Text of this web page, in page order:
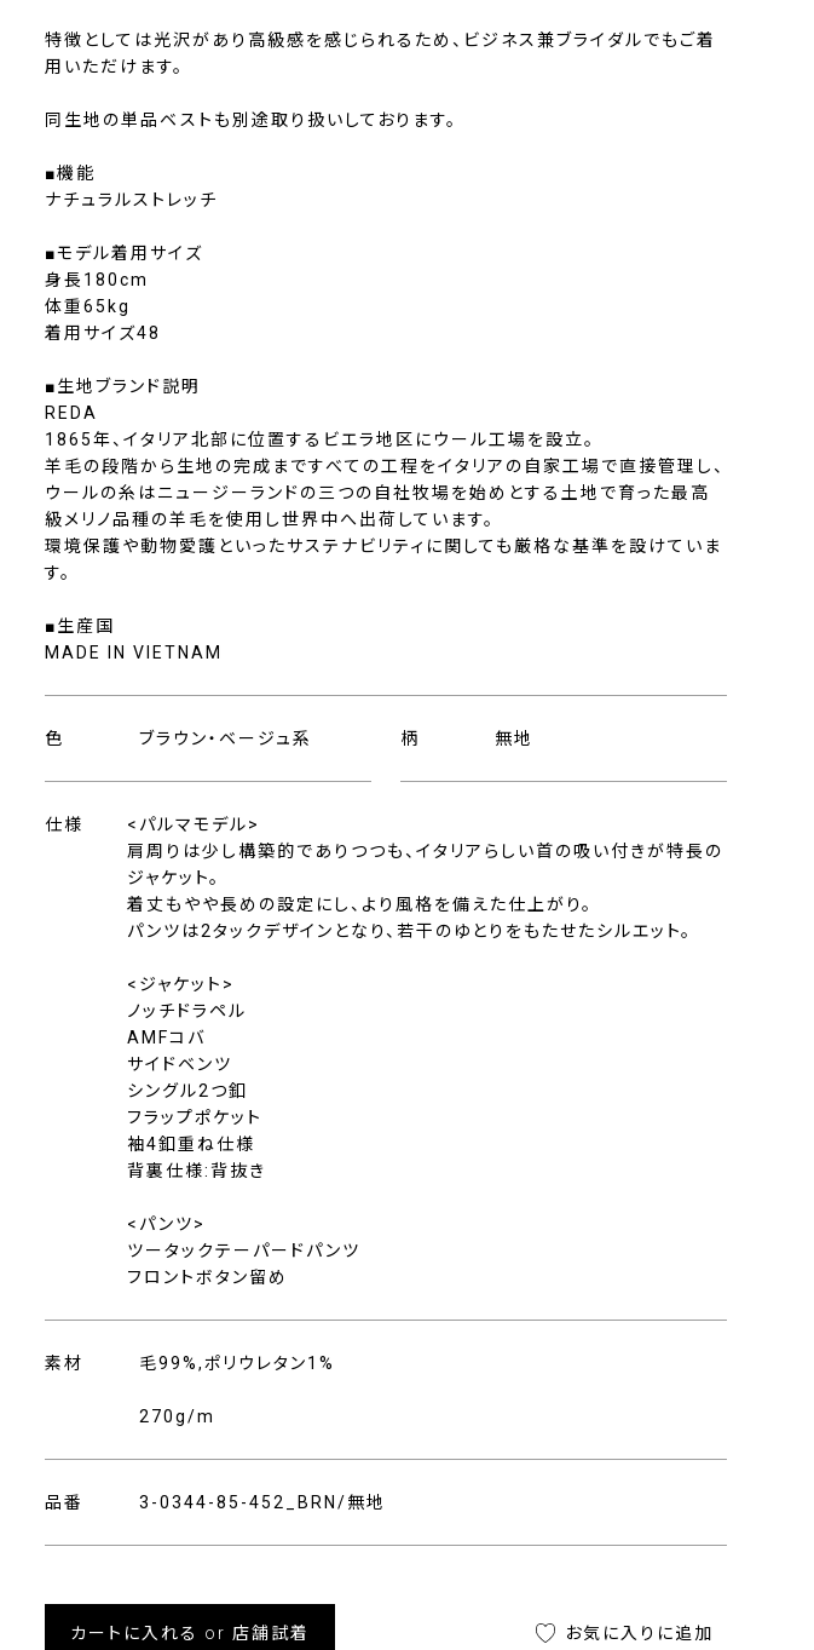
特徴としては光沢があり高級感を感じられるため、ビジネス兼ブライダルでもご着
用いただけます。
同生地の単品ベストも別途取り扱いしております。
■機能
ナチュラルストレッチ
■モデル着用サイズ
身長180cm
体重65kg
着用サイズ48
■生地ブランド説明
REDA
1865年、イタリア北部に位置するビエラ地区にウール工場を設立。
羊毛の段階から生地の完成まですべての工程をイタリアの自家工場で直接管理し、
ウールの糸はニュージーランドの三つの自社牧場を始めとする土地で育った最高
級メリノ品種の羊毛を使用し世界中へ出荷しています。
環境保護や動物愛護といったサステナビリティに関しても厳格な基準を設けていま
す。
■生産国
MADE IN VIETNAM
色 ブラウン・ベージュ系 柄 無地
仕様
<パルマモデル>
肩周りは少し構築的でありつつも、イタリアらしい首の吸い付きが特長の
ジャケット。
着丈もやや長めの設定にし、より風格を備えた仕上がり。
パンツは2タックデザインとなり、若干のゆとりをもたせたシルエット。
<ジャケット>
ノッチドラペル
AMFコバ
サイドベンツ
シングル2つ釦
フラップポケット
袖4釦重ね仕様
背裏仕様:背抜き
<パンツ>
ツータックテーパードパンツ
フロントボタン留め
素材 毛99%,ポリウレタン1%
270g/m
品番 3-0344-85-452_BRN/無地
カートに入れる or 店舗試着 お気に入りに追加